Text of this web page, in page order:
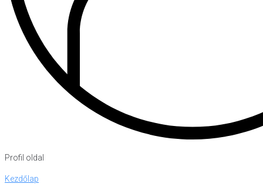
Profil oldal
Kezdőlap